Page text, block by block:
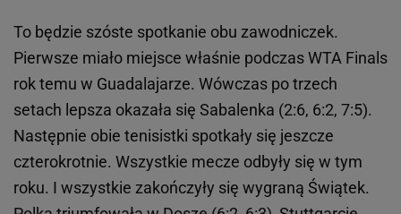
To będzie szóste spotkanie obu zawodniczek.
Pierwsze miało miejsce właśnie podczas WTA Finals
rok temu w Guadalajarze. Wówczas po trzech
setach lepsza okazała się Sabalenka (2:6, 6:2, 7:5).
Następnie obie tenisistki spotkały się jeszcze
czterokrotnie. Wszystkie mecze odbyły się w tym
roku. I wszystkie zakończyły się wygraną Świątek.